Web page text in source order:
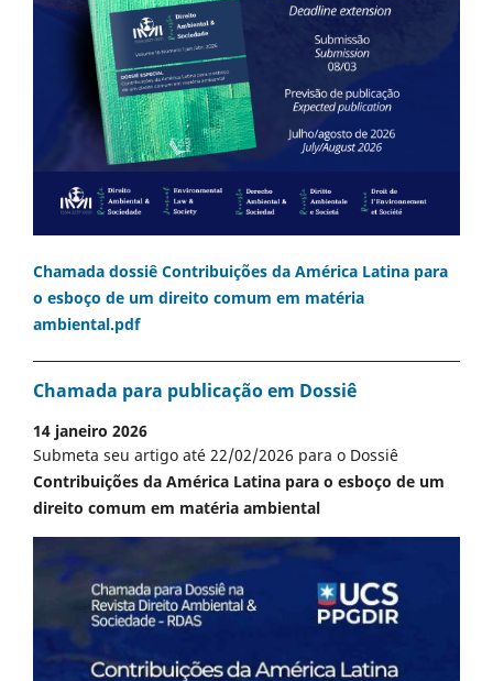
Chamada dossiê Contribuições da América Latina para
o esboço de um direito comum em matéria
ambiental.pdf
Chamada para publicação em Dossiê
14 janeiro 2026
Submeta seu artigo até 22/02/2026 para o Dossiê
Contribuições da América Latina para o esboço de um
direito comum em matéria ambiental